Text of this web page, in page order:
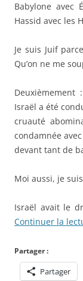
Babylone avec
Hassid avec les
Je suis Juif
Qu’on ne me
Deuxièmement
Israël a été
cruauté
condamnée
devant tant de
Moi aussi, je
Israël avait le
Continuer la
Partager :
Partager